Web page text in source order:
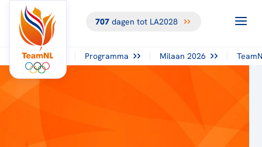
707dagen tot LA2028
Programma Milaan 2026